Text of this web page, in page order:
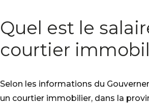
Quel est le
courtier
Selon les informations du
un courtier immobilier, dans la